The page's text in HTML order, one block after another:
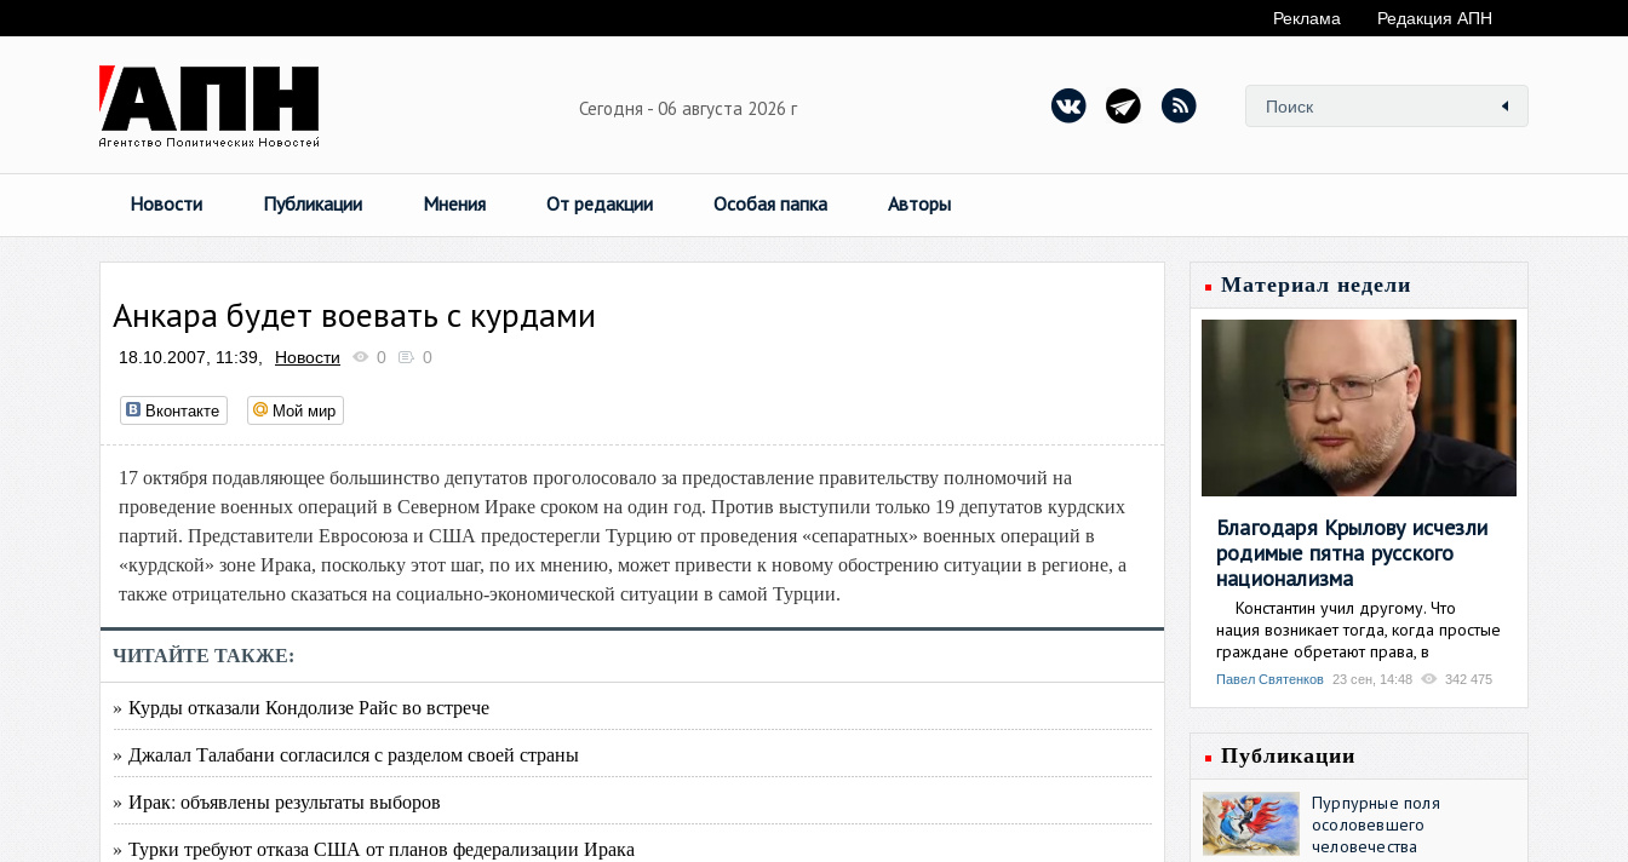
Реклама Редакция АПН
Сегодня - 06 августа 2026 г
Новости Публикации Мнения От редакции Особая папка Авторы
Анкара будет воевать с курдами
18.10.2007, 11:39, Новости 0 0
Вконтакте Мой мир
17 октября подавляющее большинство депутатов проголосовало за предоставление правительству полномочий на
проведение военных операций в Северном Ираке сроком на один год. Против выступили только 19 депутатов курдских
партий. Представители Евросоюза и США предостерегли Турцию от проведения «сепаратных» военных операций в
«курдской» зоне Ирака, поскольку этот шаг, по их мнению, может привести к новому обострению ситуации в регионе, а
также отрицательно сказаться на социально-экономической ситуации в самой Турции.
ЧИТАЙТЕ ТАКЖЕ:
» Курды отказали Кондолизе Райс во встрече
» Джалал Талабани согласился с разделом своей страны
» Ирак: объявлены результаты выборов
» Турки требуют отказа США от планов федерализации Ирака
Материал недели
Благодаря Крылову исчезли
родимые пятна русского
национализма
Константин учил другому. Что
нация возникает тогда, когда простые
граждане обретают права, в
Павел Святенков 23 сен, 14:48 342 475
Публикации
Пурпурные поля
осоловевшего
человечества